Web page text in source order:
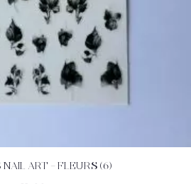
DÉTAILS
NAIL ART – FLEURS (6)